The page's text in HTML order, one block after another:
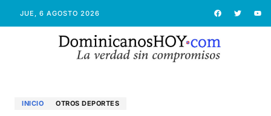
JUE, 6 AGOSTO 2026
INICIO OTROS DEPORTES